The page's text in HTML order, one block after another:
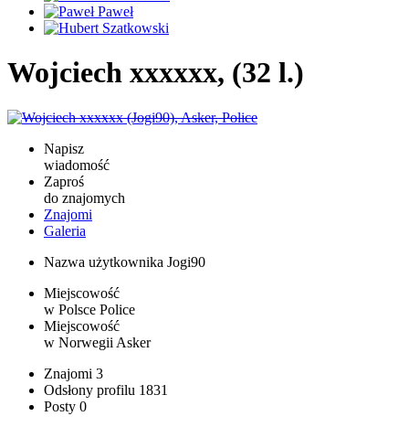
Wojciech xxxxxx, (32 l.)
Napisz
wiadomość
Zaproś
do znajomych
Znajomi
Galeria
Nazwa użytkownika Jogi90
Miejscowość
w Polsce Police
Miejscowość
w Norwegii Asker
Znajomi 3
Odsłony profilu 1831
Posty 0